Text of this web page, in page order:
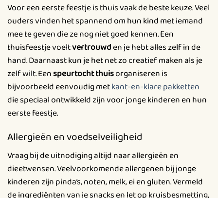
Voor een eerste feestje is thuis vaak de beste keuze. Veel
ouders vinden het spannend om hun kind met iemand
mee te geven die ze nog niet goed kennen. Een
thuisfeestje voeltvertrouwden je hebt alles zelf in de
hand. Daarnaast kun je het net zo creatief maken als je
zelf wilt. Eenspeurtocht thuisorganiseren is
bijvoorbeeld eenvoudig metkant-en-klare pakketten
die speciaal ontwikkeld zijn voor jonge kinderen en hun
eerste feestje.
Allergieën en voedselveiligheid
Vraag bij de uitnodiging altijd naar allergieën en
dieetwensen. Veelvoorkomende allergenen bij jonge
kinderen zijn pinda’s, noten, melk, ei en gluten. Vermeld
de ingrediënten van je snacks en let op kruisbesmetting,